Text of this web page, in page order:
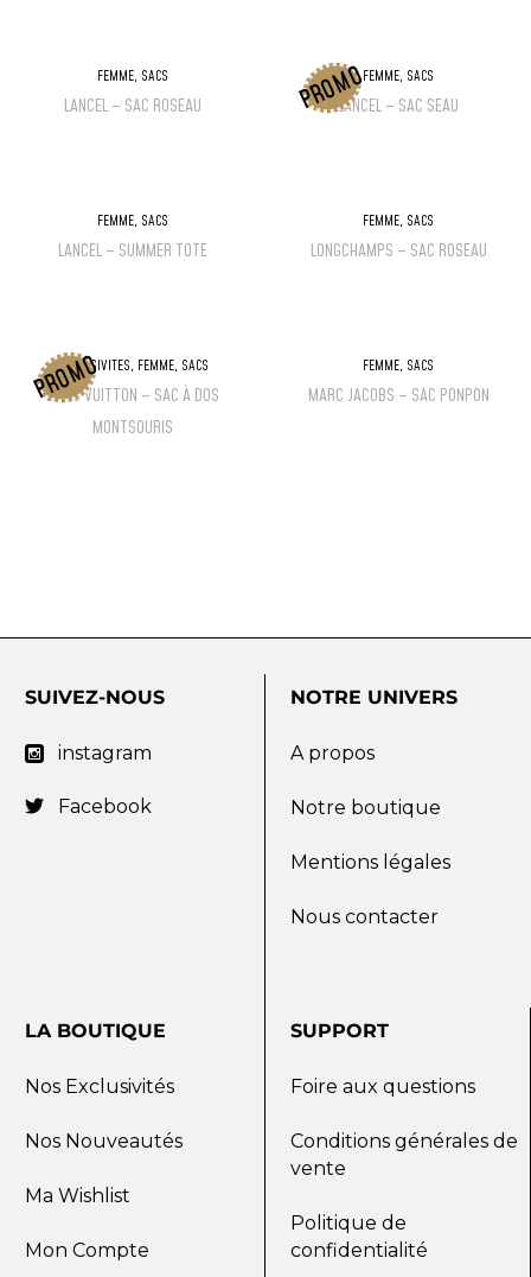
FEMME, SACS
LANCEL – SAC ROSEAU PROMOFEMME, SACS
LANCEL – SAC SEAU
FEMME, SACS
LANCEL – SUMMER TOTE
FEMME, SACS
LONGCHAMPS – SAC ROSEAU
PROMO
EXCLUSIVITÉS, FEMME, SACS
LOUIS VUITTON – SAC À DOS
MONTSOURIS
FEMME, SACS
MARC JACOBS – SAC PONPON
SUIVEZ-NOUS
 instagram
 Facebook
NOTRE UNIVERS
A propos
Notre boutique
Mentions légales
Nous contacter
LA BOUTIQUE
Nos Exclusivités
Nos Nouveautés
Ma Wishlist
Mon Compte
SUPPORT
Foire aux questions
Conditions générales de
vente
Politique de
confidentialité